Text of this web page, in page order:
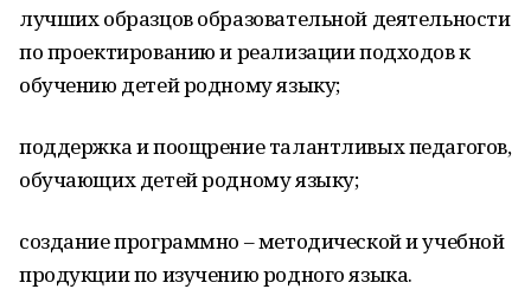
лучших образцов образовательной деятельности
по проектированию и реализации подходов к
обучению детей родному языку;
поддержка и поощрение талантливых педагогов,
обучающих детей родному языку;
создание программно – методической и учебной
продукции по изучению родного языка.